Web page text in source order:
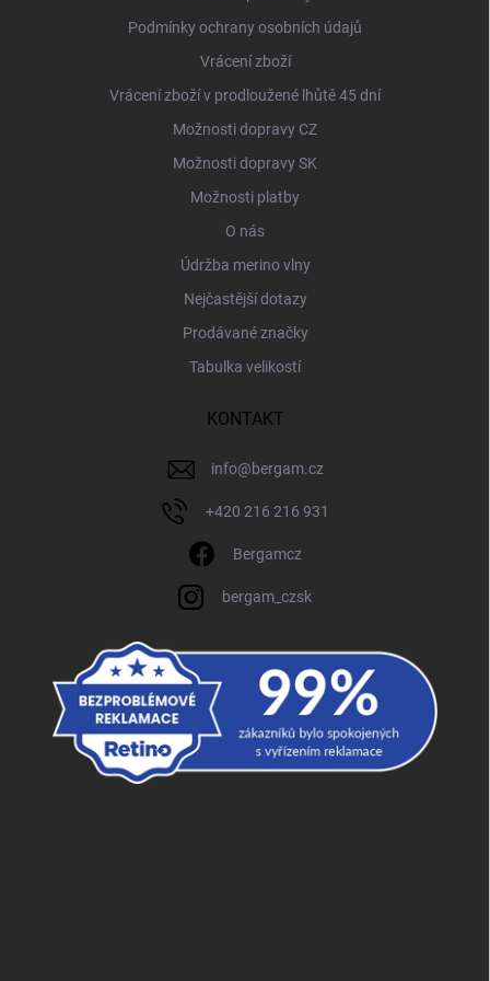
Podmínky ochrany osobních údajů
Vrácení zboží
Vrácení zboží v prodloužené lhůtě 45 dní
Možnosti dopravy CZ
Možnosti dopravy SK
Možnosti platby
O nás
Údržba merino vlny
Nejčastější dotazy
Prodávané značky
Tabulka velikostí
KONTAKT
info@bergam.cz
+420 216 216 931
Bergamcz
bergam_czsk